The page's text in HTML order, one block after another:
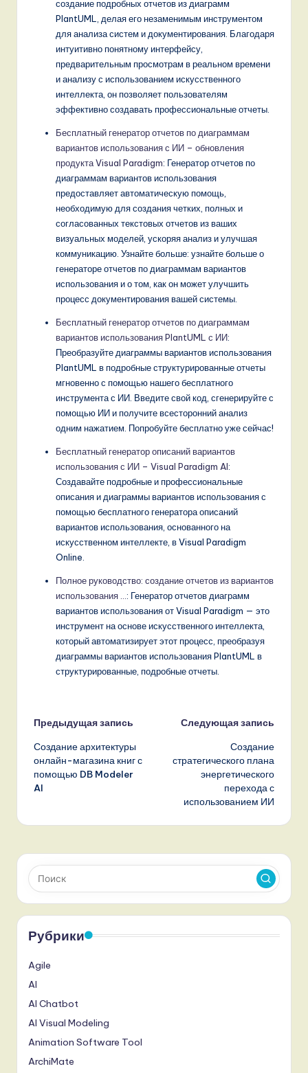
создание подробных отчетов из диаграмм
PlantUML, делая его незаменимым инструментом
для анализа систем и документирования. Благодаря
интуитивно понятному интерфейсу,
предварительным просмотрам в реальном времени
и анализу с использованием искусственного
интеллекта, он позволяет пользователям
эффективно создавать профессиональные отчеты.
Бесплатный генератор отчетов по диаграммам
вариантов использования с ИИ – обновления
продукта Visual Paradigm: Генератор отчетов по
диаграммам вариантов использования
предоставляет автоматическую помощь,
необходимую для создания четких, полных и
согласованных текстовых отчетов из ваших
визуальных моделей, ускоряя анализ и улучшая
коммуникацию. Узнайте больше: узнайте больше о
генераторе отчетов по диаграммам вариантов
использования и о том, как он может улучшить
процесс документирования вашей системы.
Бесплатный генератор отчетов по диаграммам
вариантов использования PlantUML с ИИ:
Преобразуйте диаграммы вариантов использования
PlantUML в подробные структурированные отчеты
мгновенно с помощью нашего бесплатного
инструмента с ИИ. Введите свой код, сгенерируйте с
помощью ИИ и получите всесторонний анализ
одним нажатием. Попробуйте бесплатно уже сейчас!
Бесплатный генератор описаний вариантов
использования с ИИ – Visual Paradigm AI:
Создавайте подробные и профессиональные
описания и диаграммы вариантов использования с
помощью бесплатного генератора описаний
вариантов использования, основанного на
искусственном интеллекте, в Visual Paradigm
Online.
Полное руководство: создание отчетов из вариантов
использования … : Генератор отчетов диаграмм
вариантов использования от Visual Paradigm — это
инструмент на основе искусственного интеллекта,
который автоматизирует этот процесс, преобразуя
диаграммы вариантов использования PlantUML в
структурированные, подробные отчеты.
Навигация
записи
Предыдущая запись
Создание архитектуры
онлайн-магазина книг с
помощью DB Modeler
AI
Следующая запись
Создание
стратегического плана
энергетического
перехода с
использованием ИИ
Рубрики
Agile
AI
AI Chatbot
AI Visual Modeling
Animation Software Tool
ArchiMate